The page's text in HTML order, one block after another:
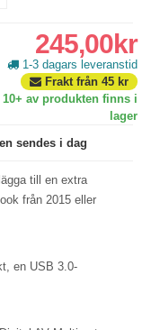
245,00kr
1-3 dagars leveranstid
Frakt från 45kr
10+ av produkten finns i
lager
sendes i dag
till en extra
från 2015 eller
en USB 3.0-